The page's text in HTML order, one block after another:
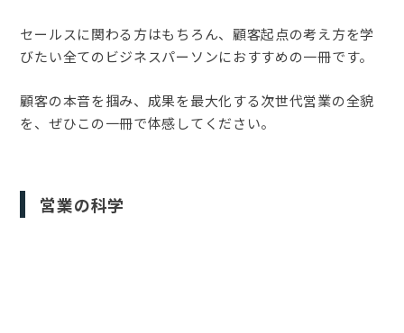
セールスに関わる方はもちろん、顧客起点の考え方を学
びたい全てのビジネスパーソンにおすすめの一冊です。
顧客の本音を掴み、成果を最大化する次世代営業の全貌
を、ぜひこの一冊で体感してください。
営業の科学